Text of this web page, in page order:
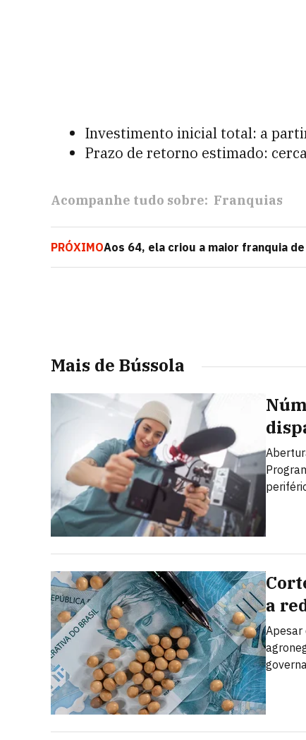
Investimento inicial total: a
Prazo de retorno estimado:
Acompanhe tudo sobre: Franquias
PRÓXIMOAos 64, ela criou a maior franquia
120 bilhões
Mais de Bússola
a
Apesar